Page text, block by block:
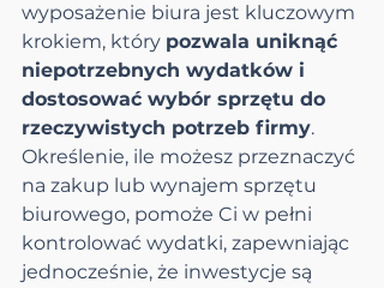
wyposażenie biura jest kluczowym
krokiem, który pozwala uniknąć
niepotrzebnych wydatków i
dostosować wybór sprzętu do
rzeczywistych potrzeb firmy.
Określenie, ile możesz przeznaczyć
na zakup lub wynajem sprzętu
biurowego, pomoże Ci w pełni
kontrolować wydatki, zapewniając
jednocześnie, że inwestycje są